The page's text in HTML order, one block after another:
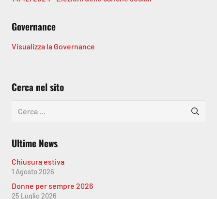
Governance
Visualizza la Governance
Cerca nel sito
Ultime News
Chiusura estiva
1 Agosto 2026
Donne per sempre 2026
25 Luglio 2026